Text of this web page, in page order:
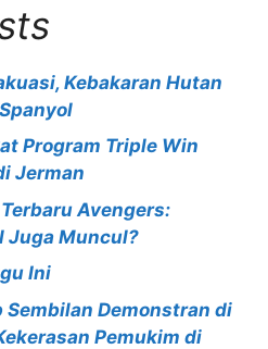
Kebakaran Hutan
Program Triple Win
Jerman
Avengers:
Juga Muncul?
Ini
Sembilan Demonstran di
Pemukim di